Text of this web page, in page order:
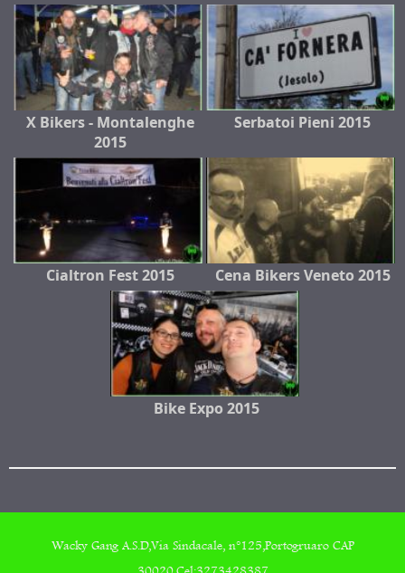
X Bikers - Montalenghe
2015
Serbatoi Pieni 2015
Cialtron Fest 2015 Cena Bikers Veneto 2015
Bike Expo 2015
Wacky Gang A.S.D,Via Sindacale, n°125,Portogruaro CAP